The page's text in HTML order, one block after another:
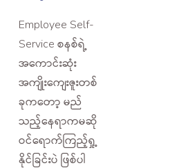
Employee Self-
Service စနစ်ရဲ့
အကောင်းဆုံး
အကျိုးကျေးဇူးတစ်
ခုကတော့ မည်
သည့်နေရာကမဆို
ဝင်ရောက်ကြည့်ရှု့
နိုင်ခြင်းပဲ ဖြစ်ပါ